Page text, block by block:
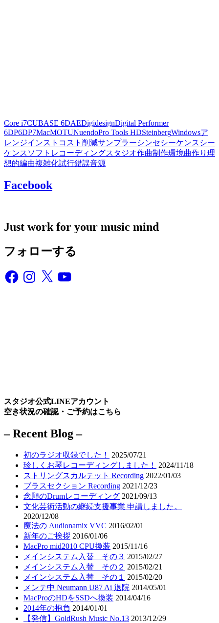
Core i7CUBASE 6DAEDigidesignDigital Performer
6DP6DP7MacMOTUNuendoPro Tools HDSteinbergWindowsア
レンジインスト コスト削減サンプラーシンセシーケンス シー
ケンスソフト レコーディングスタジオ作曲制作環境曲作り 理
想的編曲複雑化試行錯誤音源
Facebook
Just work for your music mind
フォローする
FacebookInstagram
X YouTube
スタジオ公式LINEアカウント
空き状況の確認・ご予約はこちら
– Recent Blog –
初のラジオ収録でした！
2025/07/21
珍しくお琴レコーディングしました！
2024/11/18
ストリングスカルテット Recording 2022/01/03
ブラスセクション Recording 2021/12/23
念願のDrumレコーディング 2021/09/13
文化芸術活動の継続支援事業 申請しました。
2020/12/08
魔法の Audionamix VVC 2016/02/01
新年のご挨拶 2016/01/06
MacPro mid2010 CPU換装 2015/11/16
メインシステム入替 その３ 2015/02/27
メインシステム入替 その２ 2015/02/21
メインシステム入替 その１
2015/02/20
メンテ中 Neumann U87 Ai 退院 2014/05/01
MacProのHDをSSDへ換装 2014/04/16
2014年の抱負 2014/01/01
【発信】GoldRush Music No.13 2013/12/29